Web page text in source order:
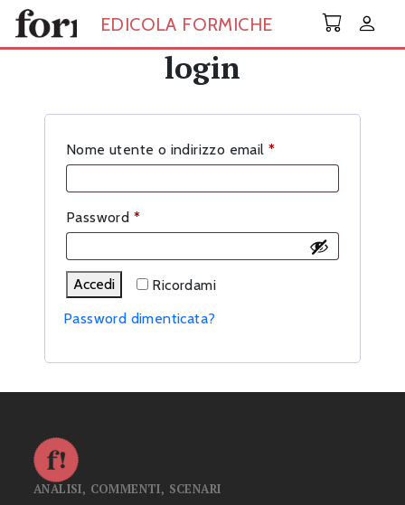
Skip to main content
EDICOLA FORMICHE
login
Nome utente o indirizzo email *Richiesto
Password *Richiesto
Ricordami
Accedi
Password dimenticata?
ANALISI, COMMENTI, SCENARI